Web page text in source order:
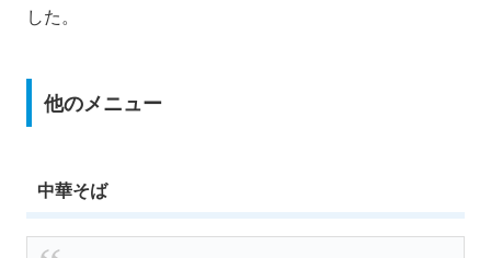
した。
他のメニュー
中華そば